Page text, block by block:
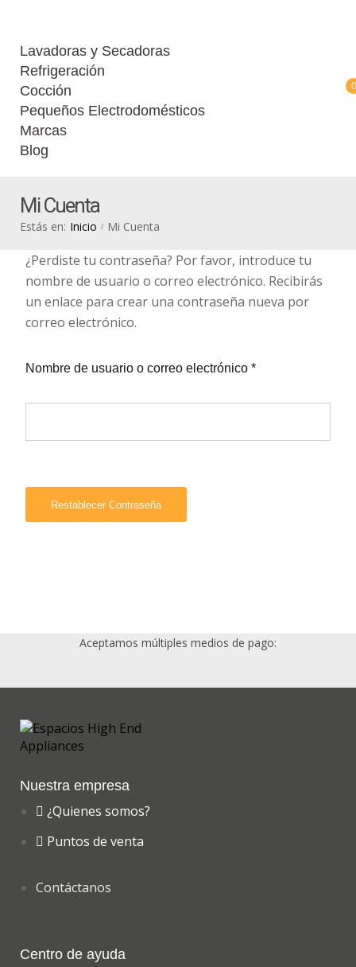
Lavadoras y Secadoras
Refrigeración
Cocción
Pequeños Electrodomésticos
Marcas
Blog
0
Mi Cuenta
Estás en: Inicio / Mi Cuenta
¿Perdiste tu contraseña? Por favor, introduce tu
nombre de usuario o correo electrónico. Recibirás
un enlace para crear una contraseña nueva por
correo electrónico.
Nombre de usuario o correo electrónico *
Restablecer Contraseña
Aceptamos múltiples medios de pago:
Nuestra empresa
¿Quienes somos?
Puntos de venta
Contáctanos
Centro de ayuda